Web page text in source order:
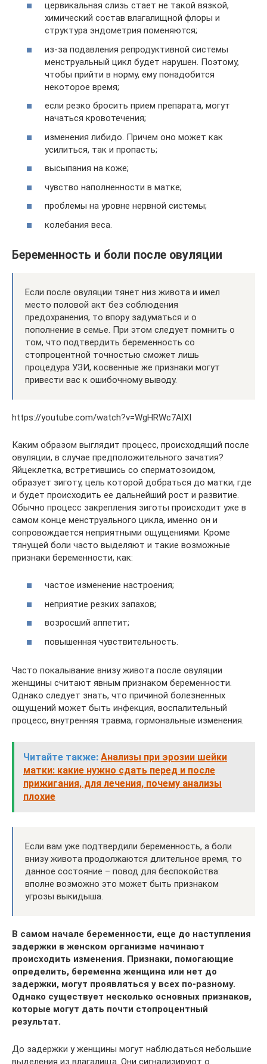
цервикальная слизь стает не такой вязкой,
химический состав влагалищной флоры и
структура эндометрия поменяются;
из-за подавления репродуктивной системы
менструальный цикл будет нарушен. Поэтому,
чтобы прийти в норму, ему понадобится
некоторое время;
если резко бросить прием препарата, могут
начаться кровотечения;
изменения либидо. Причем оно может как
усилиться, так и пропасть;
высыпания на коже;
чувство наполненности в матке;
проблемы на уровне нервной системы;
колебания веса.
Беременность и боли после овуляции
Если после овуляции тянет низ живота и имел
место половой акт без соблюдения
предохранения, то впору задуматься и о
пополнение в семье. При этом следует помнить о
том, что подтвердить беременность со
стопроцентной точностью сможет лишь
процедура УЗИ, косвенные же признаки могут
привести вас к ошибочному выводу.
https://youtube.com/watch?v=WgHRWc7AlXI
Каким образом выглядит процесс, происходящий после
овуляции, в случае предположительного зачатия?
Яйцеклетка, встретившись со сперматозоидом,
образует зиготу, цель которой добраться до матки, где
и будет происходить ее дальнейший рост и развитие.
Обычно процесс закрепления зиготы происходит уже в
самом конце менструального цикла, именно он и
сопровождается неприятными ощущениями. Кроме
тянущей боли часто выделяют и такие возможные
признаки беременности, как:
частое изменение настроения;
неприятие резких запахов;
возросший аппетит;
повышенная чувствительность.
Часто покалывание внизу живота после овуляции
женщины считают явным признаком беременности.
Однако следует знать, что причиной болезненных
ощущений может быть инфекция, воспалительный
процесс, внутренняя травма, гормональные изменения.
Читайте также: Анализы при эрозии шейки
матки: какие нужно сдать перед и после
прижигания, для лечения, почему анализы
плохие
Если вам уже подтвердили беременность, а боли
внизу живота продолжаются длительное время, то
данное состояние – повод для беспокойства:
вполне возможно это может быть признаком
угрозы выкидыша.
В самом начале беременности, еще до наступления
задержки в женском организме начинают
происходить изменения. Признаки, помогающие
определить, беременна женщина или нет до
задержки, могут проявляться у всех по-разному.
Однако существует несколько основных признаков,
которые могут дать почти стопроцентный
результат.
До задержки у женщины могут наблюдаться небольшие
выделения из влагалища. Они сигнализируют о